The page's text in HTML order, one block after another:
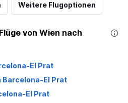
Weitere Flugoptionen
von Wien nach
El Prat
Barcelona-El Prat
El Prat